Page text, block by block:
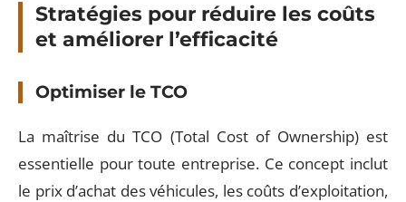
Stratégies pour réduire les coûts
et améliorer l’efficacité
Optimiser le TCO
La maîtrise du TCO (Total Cost of Ownership) est
essentielle pour toute entreprise. Ce concept inclut
le prix d’achat des véhicules, les coûts d’exploitation,